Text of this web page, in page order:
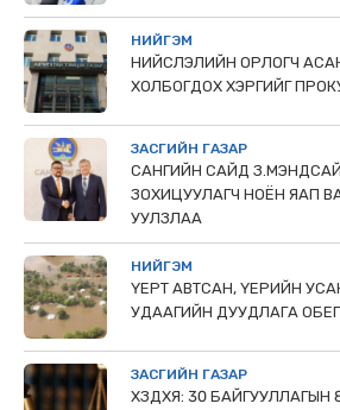
НИЙГЭМ
НИЙСЛЭЛИЙН ОРЛОГЧ
ХОЛБОГДОХ ХЭРГИЙГ
ЗАСГИЙН ГАЗАР
САНГИЙН САЙД
ЗОХИЦУУЛАГЧ НОЁН ЯАП
УУЛЗЛАА
НИЙГЭМ
ҮЕРТ АВТСАН, ҮЕРИЙН
УДААГИЙН ДУУДЛАГА
ЗАСГИЙН ГАЗАР
ХЗДХЯ: 30